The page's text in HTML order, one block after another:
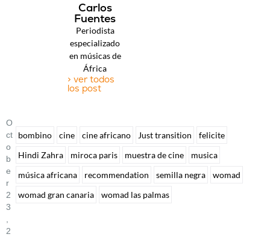
Carlos
Fuentes
Periodista
especializado
en músicas de
África
> ver todos
los post
O
Ct
O
B
E
R
2
3
2
bombino cine cine africano Just transition
felicite
Hindi Zahra
miroca paris muestra de cine
musica
música africana
recommendation semilla negra
womad
womad gran canaria
womad las palmas